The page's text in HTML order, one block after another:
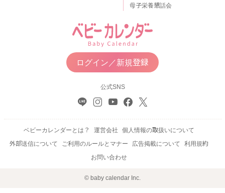
母子栄養懇話会
ログイン／新規登録
公式SNS
ベビーカレンダーとは？ 運営会社
個人情報の取扱いについて
外部送信について
ご利用のルールとマナー 広告掲載について
利用規約
お問い合わせ
© baby calendar Inc.